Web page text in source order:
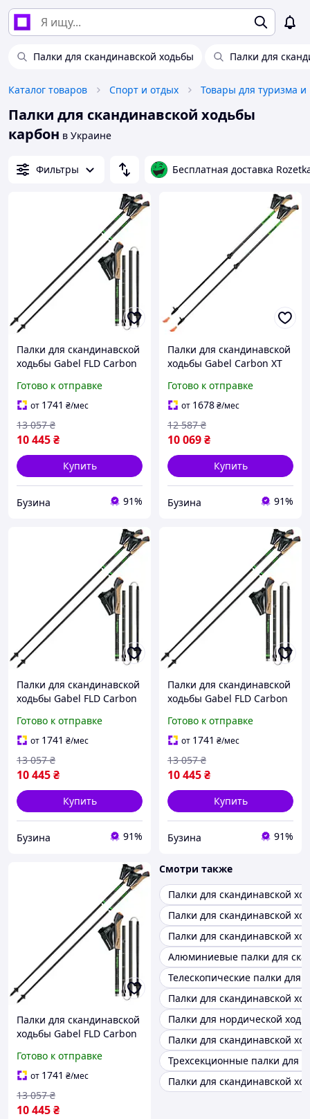
Палки для скандинавской ходьбы Палки для
Каталог товаров Спорт и отдых Товары для туризма
Палки для скандинавской ходьбы
карбон в Украине
Фильтры Бесплатная доставка
Палки для скандинавской
ходьбы Gabel FLD Carbon
buzyna
Готово к отправке
от 1741 ₴/мес
10 445₴
13 057 ₴
Купить
Бузина 91%
Палки для скандинавской
ходьбы Gabel Carbon XT
buzyna
Готово к отправке
от 1678₴/мес
10 069₴
12 587 ₴
Купить
Бузина 91%
Палки для скандинавской
ходьбы Gabel FLD Carbon
buzyna
Готово к отправке
от 1741 ₴/мес
10 445₴
13 057 ₴
Купить
Бузина 91%
Палки для скандинавской
ходьбы Gabel FLD Carbon
buzyna
Готово к отправке
от 1741 ₴/мес
10 445₴
13 057 ₴
Купить
Бузина 91%
Палки для скандинавской
ходьбы Gabel FLD Carbon
buzyna
Готово к отправке
от 1741 ₴/мес
10 445₴
13 057 ₴
Смотри также
Палки для скандинавской
Палки для скандинавской
Палки для скандинавской
Алюминиевые палки для
Телескопические палки для
Палки для скандинавской
Палки для нордической
Палки для скандинавской
Трехсекционные палки для
Палки для скандинавской